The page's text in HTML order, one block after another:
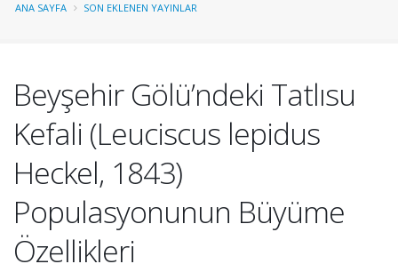
ANA SAYFA SON EKLENEN YAYINLAR
Beyşehir Gölü’ndeki Tatlısu
Kefali (Leuciscus lepidus
Heckel, 1843)
Populasyonunun Büyüme
Özellikleri